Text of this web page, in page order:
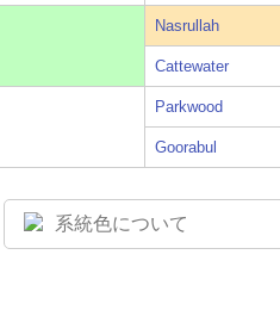
Nasrullah
Cattewater
Parkwood
Goorabul
系統色について